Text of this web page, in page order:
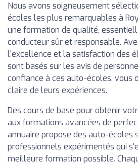
Nous avons soigneusement
écoles les plus remarquables à
une formation de qualité,
conducteur sûr et responsable.
l'excellence et la satisfaction des
sont basés sur les avis de
confiance à ces auto-écoles, vous
claire de leurs expériences.
Des cours de base pour obtenir
aux formations avancées de
annuaire propose des auto-écoles
professionnels expérimentés qui
meilleure formation possible.